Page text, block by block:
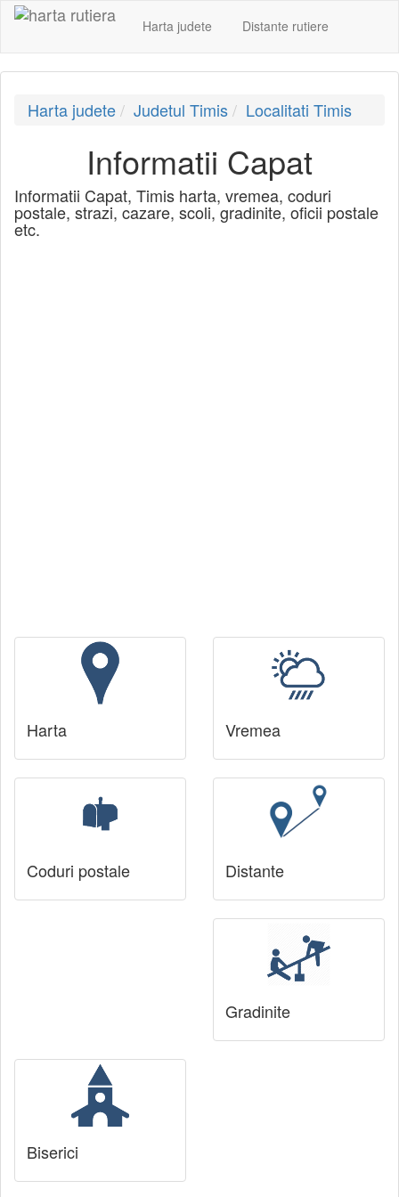
Harta judete Distante rutiere
Harta judete Judetul Timis Localitati Timis
Informatii Capat
Informatii Capat, Timis harta, vremea, coduri
postale, strazi, cazare, scoli, gradinite, oficii postale
etc.
Harta Vremea
Coduri postale Distante
Gradinite
Biserici